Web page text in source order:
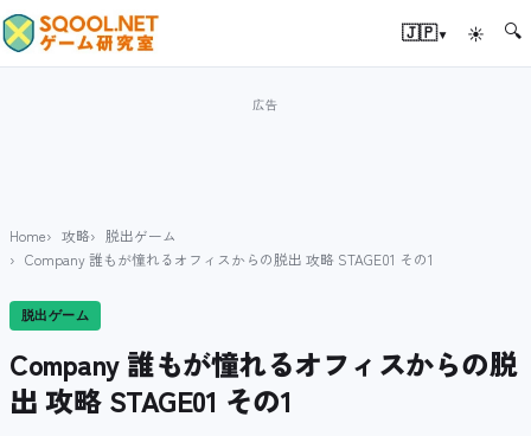
🇯🇵▾ ☀ 🔍
Home 攻略
脱出ゲーム
Company 誰もが憧れるオフィスからの脱出 攻略 STAGE01 その1
脱出ゲーム
Company 誰もが憧れるオフィスからの脱
出 攻略 STAGE01 その1